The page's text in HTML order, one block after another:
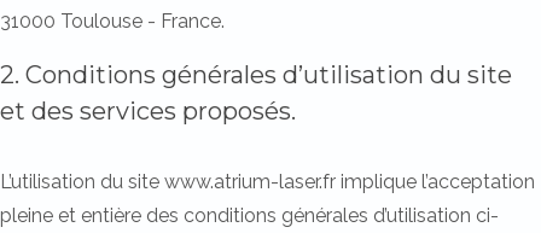
31000 Toulouse - France.
2. Conditions générales d’utilisation du site
et des services proposés.
L’utilisation du site www.atrium-laser.fr implique l’acceptation
pleine et entière des conditions générales d’utilisation ci-